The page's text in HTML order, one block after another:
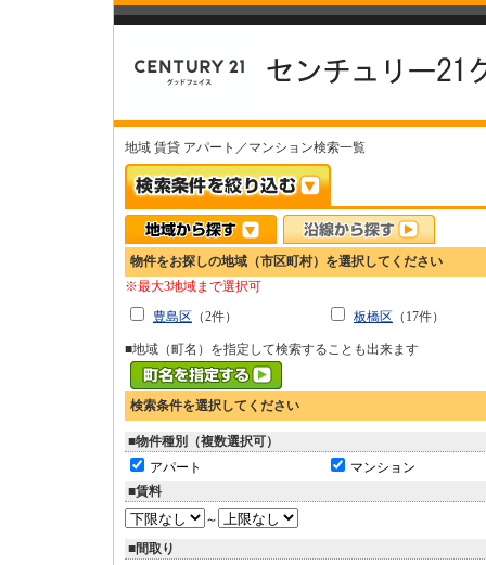
地域 賃貸 アパート／マンション検索一覧
物件をお探しの地域（市区町村）を選択してください
※最大3地域まで選択可
豊島区 （2件） 板橋区 （17件）
■地域（町名）を指定して検索することも出来ます
検索条件を選択してください
■物件種別（複数選択可）
アパート
マンション
■賃料
～
■間取り